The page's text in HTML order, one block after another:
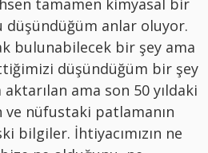
düşündüğüm anlar oluyor.
bulunabilecek bir şey ama
düşündüğüm bir şey
ama son 50 yıldaki
ve nüfustaki patlamanın
bilgiler. İhtiyacımızın ne